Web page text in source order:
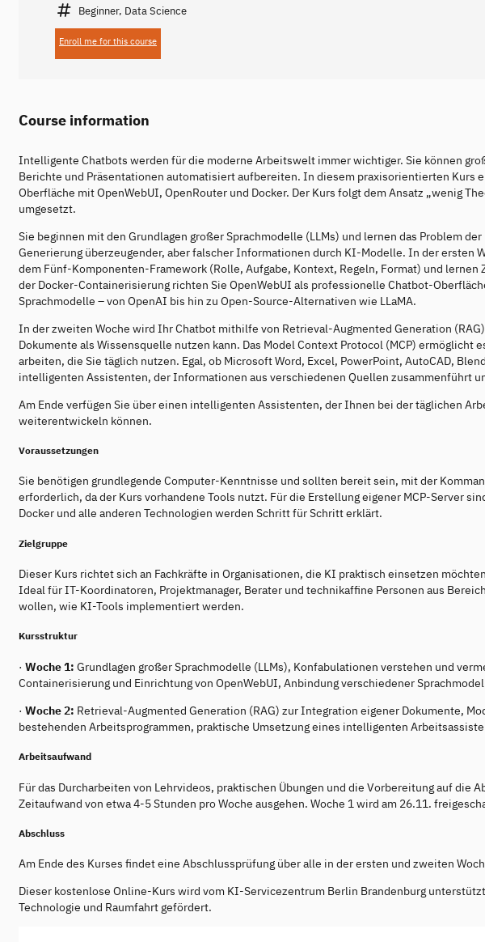
Beginner, Data Science
Enroll me for this course
Course information
Intelligente Chatbots werden für die moderne Arbeitswelt immer wichtiger. Sie können
Berichte und Präsentationen automatisiert aufbereiten. In diesem praxisorientierten Kurs
Oberfläche mit OpenWebUI, OpenRouter und Docker. Der Kurs folgt dem Ansatz „wenig
umgesetzt.
Sie beginnen mit den Grundlagen großer Sprachmodelle (LLMs) und lernen das Problem
Generierung überzeugender, aber falscher Informationen durch KI-Modelle. In der ersten
dem Fünf-Komponenten-Framework (Rolle, Aufgabe, Kontext, Regeln, Format) und
der Docker-Containerisierung richten Sie OpenWebUI als professionelle Chatbot-
Sprachmodelle – von OpenAI bis hin zu Open-Source-Alternativen wie LLaMA.
In der zweiten Woche wird Ihr Chatbot mithilfe von Retrieval-Augmented Generation
Dokumente als Wissensquelle nutzen kann. Das Model Context Protocol (MCP) ermöglicht
arbeiten, die Sie täglich nutzen. Egal, ob Microsoft Word, Excel, PowerPoint, AutoCAD,
intelligenten Assistenten, der Informationen aus verschiedenen Quellen zusammenführt
Am Ende verfügen Sie über einen intelligenten Assistenten, der Ihnen bei der täglichen
weiterentwickeln können.
Voraussetzungen
Sie benötigen grundlegende Computer-Kenntnisse und sollten bereit sein, mit der
erforderlich, da der Kurs vorhandene Tools nutzt. Für die Erstellung eigener MCP-Server
Docker und alle anderen Technologien werden Schritt für Schritt erklärt.
Zielgruppe
Dieser Kurs richtet sich an Fachkräfte in Organisationen, die KI praktisch einsetzen
Ideal für IT-Koordinatoren, Projektmanager, Berater und technikaffine Personen aus
wollen, wie KI-Tools implementiert werden.
Kursstruktur
· Woche 1: Grundlagen großer Sprachmodelle (LLMs), Konfabulationen verstehen und
Containerisierung und Einrichtung von OpenWebUI, Anbindung verschiedener
· Woche 2: Retrieval-Augmented Generation (RAG) zur Integration eigener Dokumente,
bestehenden Arbeitsprogrammen, praktische Umsetzung eines intelligenten
Arbeitsaufwand
Für das Durcharbeiten von Lehrvideos, praktischen Übungen und die Vorbereitung auf die
Zeitaufwand von etwa 4-5 Stunden pro Woche ausgehen. Woche 1 wird am 26.11.
Abschluss
Am Ende des Kurses findet eine Abschlussprüfung über alle in der ersten und zweiten
Dieser kostenlose Online-Kurs wird vom KI-Servicezentrum Berlin Brandenburg
Technologie und Raumfahrt gefördert.